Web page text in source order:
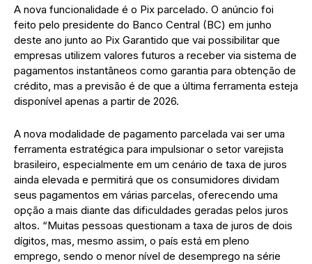
A nova funcionalidade é o Pix parcelado. O anúncio foi
feito pelo presidente do Banco Central (BC) em junho
deste ano junto ao Pix Garantido que vai possibilitar que
empresas utilizem valores futuros a receber via sistema de
pagamentos instantâneos como garantia para obtenção de
crédito, mas a previsão é de que a última ferramenta esteja
disponível apenas a partir de 2026.
A nova modalidade de pagamento parcelada vai ser uma
ferramenta estratégica para impulsionar o setor varejista
brasileiro, especialmente em um cenário de taxa de juros
ainda elevada e permitirá que os consumidores dividam
seus pagamentos em várias parcelas, oferecendo uma
opção a mais diante das dificuldades geradas pelos juros
altos. “Muitas pessoas questionam a taxa de juros de dois
dígitos, mas, mesmo assim, o país está em pleno
emprego, sendo o menor nível de desemprego na série